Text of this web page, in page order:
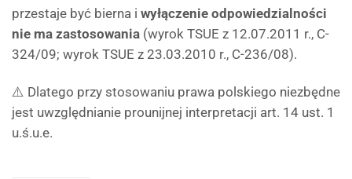
przestaje być bierna i wyłączenie odpowiedzialności
nie ma zastosowania (wyrok TSUE z 12.07.2011 r., C-
324/09; wyrok TSUE z 23.03.2010 r., C-236/08).
⚠️ Dlatego przy stosowaniu prawa polskiego niezbędne
jest uwzględnianie prounijnej interpretacji art. 14 ust. 1
u.ś.u.e.